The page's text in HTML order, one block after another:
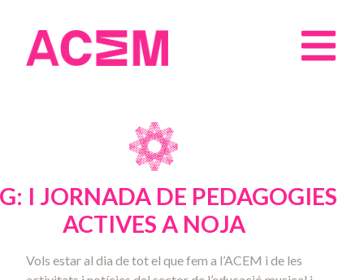
I JORNADA DE PEDAGOGIES
ACTIVES A NOJA
Vols estar al dia de tot el que fem a l’ACEM i de les